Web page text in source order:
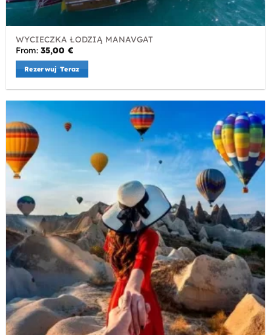
WYCIECZKA ŁODZIĄ MANAVGAT
From:35,00€
Rezerwuj Teraz